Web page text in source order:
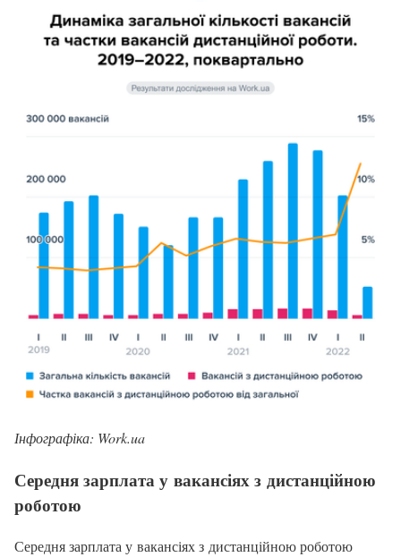
Інфографіка: Work.ua
Середня зарплата у вакансіях з дистанційною
роботою
Середня зарплата у вакансіях з дистанційною роботою